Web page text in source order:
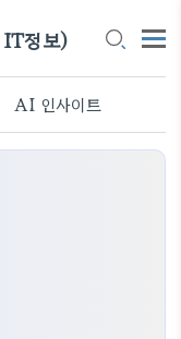
IT정보)
AI 인사이트